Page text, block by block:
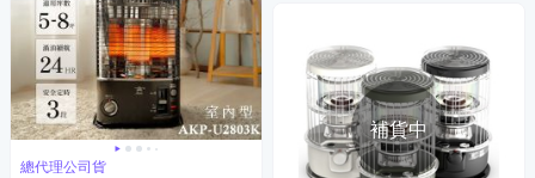
總代理公司貨
補貨中